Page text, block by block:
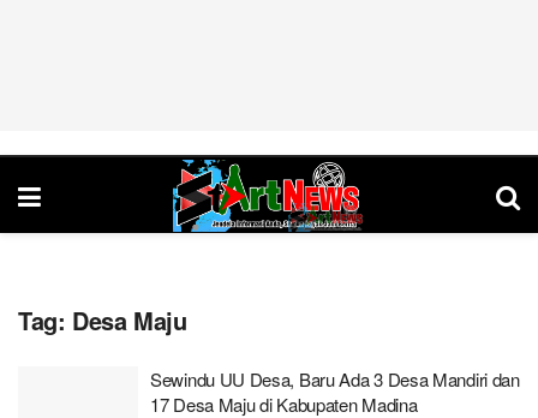
Tag: Desa Maju
Sewindu UU Desa, Baru Ada 3 Desa Mandiri dan
17 Desa Maju di Kabupaten Madina